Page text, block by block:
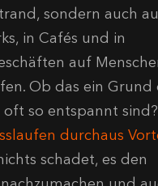
sondern auch
in Cafés und in
auf
Ob das ein Grund
so entspannt
durchaus
schadet, es den